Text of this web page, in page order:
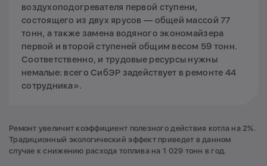
воздухоподогревателя первой ступени,
состоящего из двух ярусов — общей массой 77
тонн, а также замена водяного экономайзера
первой и второй ступеней общим весом 59 тонн.
Соответственно, и трудовые ресурсы нужны
немалые: всего СибЭР задействует в ремонте 44
сотрудника».
Ремонт увеличит коэффициент полезного действия котла на 2%.
Традиционный экологический эффект приведет в данном
случае к снижению расхода топлива на 1 029 тонн в год.